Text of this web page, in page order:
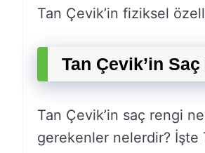
Tan Çevik’in fiziksel
Tan Çevik’in
Tan Çevik’in saç rengi
gerekenler nelerdir? İşte